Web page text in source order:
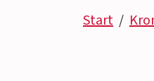
Start